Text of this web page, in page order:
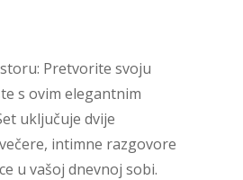
Pretvorite svoju
s ovim elegantnim
uključuje dvije
intimne razgovore
u vašoj dnevnoj sobi.